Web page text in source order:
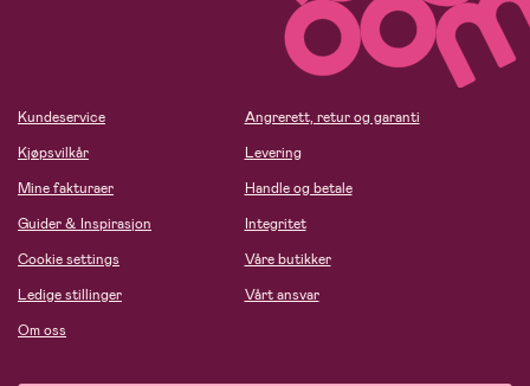
Kundeservice
Kjøpsvilkår
Mine fakturaer
Guider & Inspirasjon
Cookie settings
Ledige stillinger
Om oss
Angrerett, retur og garanti
Levering
Handle og betale
Integritet
Våre butikker
Vårt ansvar